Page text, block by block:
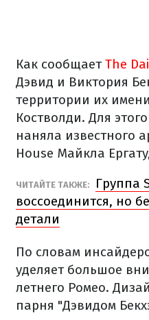
Как сообщаетThe
Дэвид и Виктория
территории их
Костволди. Для
наняла известного
House Майкла
ЧИТАЙТЕ ТАКЖЕ:
Группа
воссоединится, но
детали
По словам
уделяет большое
летнего Ромео.
парня "Дэвидом